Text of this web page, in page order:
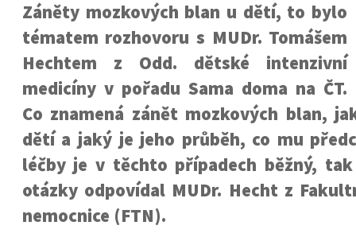
Záněty mozkových blan u dětí, to bylo
tématem rozhovoru s MUDr. Tomášem
Hechtem z Odd. dětské intenzivní
medicíny v pořadu Sama doma na ČT.
Co znamená zánět mozkových blan,
dětí a jaký je jeho průběh, co mu
léčby je v těchto případech běžný,
otázky odpovídal MUDr. Hecht z
nemocnice (FTN).